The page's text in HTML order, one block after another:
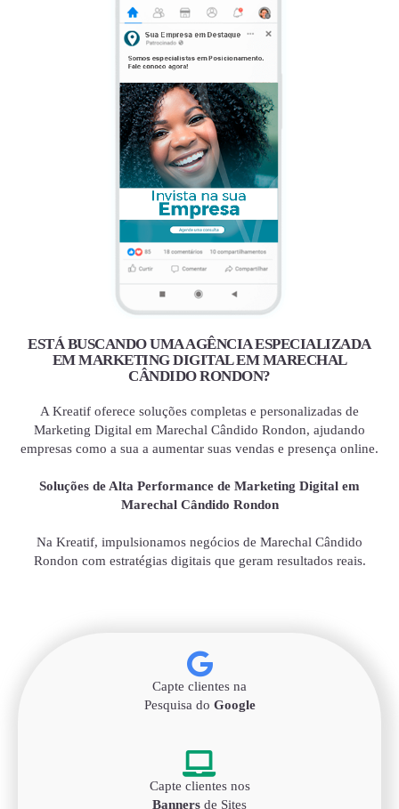
ESTÁ BUSCANDO UMA AGÊNCIA ESPECIALIZADA
EM MARKETING DIGITAL EM MARECHAL
CÂNDIDO RONDON?
A Kreatif oferece soluções completas e personalizadas de
Marketing Digital em Marechal Cândido Rondon, ajudando
empresas como a sua a aumentar suas vendas e presença online.
Soluções de Alta Performance de Marketing Digital em
Marechal Cândido Rondon
Na Kreatif, impulsionamos negócios de Marechal Cândido
Rondon com estratégias digitais que geram resultados reais.
Capte clientes na
Pesquisa do Google
Capte clientes nos
Banners de Sites